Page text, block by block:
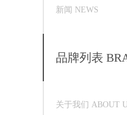
新闻 NEWS
品牌列表
关于我们 ABOUT